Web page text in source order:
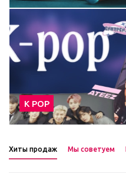
К POP
Хиты продаж Мы советуем